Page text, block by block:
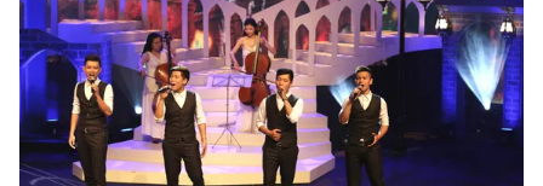
Theo dõi báo trên
Cơ quan chủ quản:
Đài Truyền hình Việt Nam
Cơ quan báo chí:Thời báo VTV